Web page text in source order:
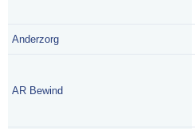
Anderzorg
AR Bewind